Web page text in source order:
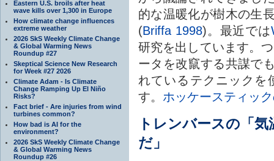
Eastern U.S. broils after heat
wave kills over 1,300 in Europe
How climate change influences
extreme weather
2026 SkS Weekly Climate Change
& Global Warming News
Roundup #27
Skeptical Science New Research
for Week #27 2026
Climate Adam - Is Climate
Change Ramping Up El Niño
Risks?
Fact brief - Are injuries from wind
turbines common?
How bad is AI for the
environment?
2026 SkS Weekly Climate Change
& Global Warming News
Roundup #26
的な温暖化が樹木の生
(Briffa 1998)。最近では
研究を出しています。
ータを改竄する共謀で
れているテクニックを
す。 ホッケースティッ
トレンバースの「
だ」